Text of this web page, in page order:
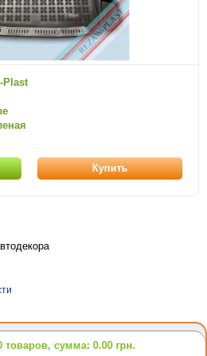
Plast
Купить
товаров, сумма: 0.00 грн.